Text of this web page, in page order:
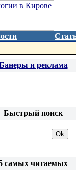
и реклама
Быстрый поиск
самых читаемых